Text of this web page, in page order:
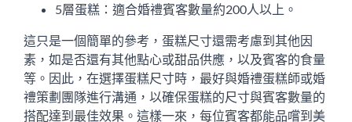
5層蛋糕：適合婚禮賓客數量約200人以上。
這只是一個簡單的參考，蛋糕尺寸還需考慮到其他因
素，如是否還有其他點心或甜品供應，以及賓客的食量
等。因此，在選擇蛋糕尺寸時，最好與婚禮蛋糕師或婚
禮策劃團隊進行溝通，以確保蛋糕的尺寸與賓客數量的
搭配達到最佳效果。這樣一來，每位賓客都能品嚐到美